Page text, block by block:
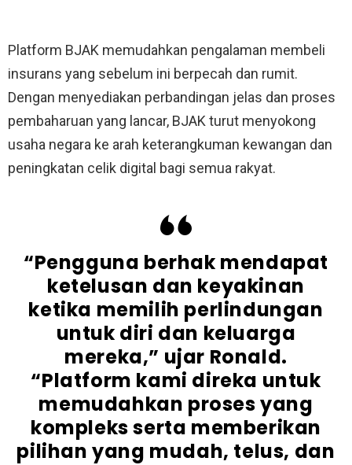
Platform BJAK memudahkan pengalaman membeli
insurans yang sebelum ini berpecah dan rumit.
Dengan menyediakan perbandingan jelas dan proses
pembaharuan yang lancar, BJAK turut menyokong
usaha negara ke arah keterangkuman kewangan dan
peningkatan celik digital bagi semua rakyat.
“Pengguna berhak mendapat
ketelusan dan keyakinan
ketika memilih perlindungan
untuk diri dan keluarga
mereka,” ujar Ronald.
“Platform kami direka untuk
memudahkan proses yang
kompleks serta memberikan
pilihan yang mudah, telus, dan